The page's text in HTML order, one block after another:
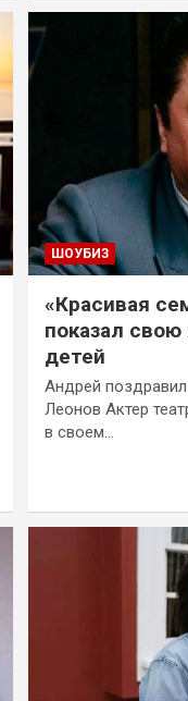
ШОУБИЗ
«Красивая
показал
детей
Андрей
Леонов Актер
в своем…